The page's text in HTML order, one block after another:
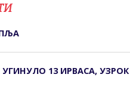
13 ИРВАСА, УЗРОК